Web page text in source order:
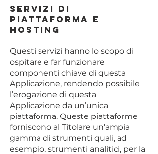
Servizi di
piattaforma e
hosting
Questi servizi hanno lo scopo di
ospitare e far funzionare
componenti chiave di questa
Applicazione, rendendo possibile
l’erogazione di questa
Applicazione da un’unica
piattaforma. Queste piattaforme
forniscono al Titolare un'ampia
gamma di strumenti quali, ad
esempio, strumenti analitici, per la